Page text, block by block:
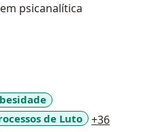
psicanalítica
de Luto +36